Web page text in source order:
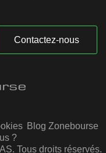
Contactez-nous
Blog Zonebourse
?
Tous droits réservés.